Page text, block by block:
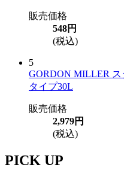
販売価格
548円
(税込)
5
GORDON MILLER
タイプ30L
販売価格
2,979円
(税込)
PICK UP